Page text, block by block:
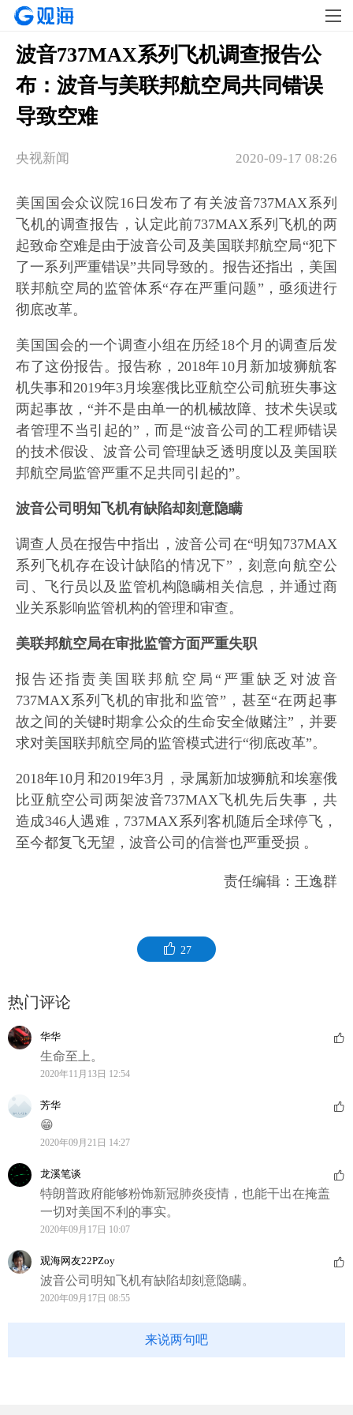
波音737MAX系列飞机调查报告公
布：波音与美联邦航空局共同错误
导致空难
2020-09-17 08:26
央视新闻
美国国会众议院16日发布了有关波音737MAX系列
飞机的调查报告，认定此前737MAX系列飞机的两
起致命空难是由于波音公司及美国联邦航空局“犯下
了一系列严重错误”共同导致的。报告还指出，美国
联邦航空局的监管体系“存在严重问题”，亟须进行
彻底改革。
美国国会的一个调查小组在历经18个月的调查后发
布了这份报告。报告称，2018年10月新加坡狮航客
机失事和2019年3月埃塞俄比亚航空公司航班失事这
两起事故，“并不是由单一的机械故障、技术失误或
者管理不当引起的”，而是“波音公司的工程师错误
的技术假设、波音公司管理缺乏透明度以及美国联
邦航空局监管严重不足共同引起的”。
波音公司明知飞机有缺陷却刻意隐瞒
调查人员在报告中指出，波音公司在“明知737MAX
系列飞机存在设计缺陷的情况下”，刻意向航空公
司、飞行员以及监管机构隐瞒相关信息，并通过商
业关系影响监管机构的管理和审查。
美联邦航空局在审批监管方面严重失职
报告还指责美国联邦航空局“严重缺乏对波音
737MAX系列飞机的审批和监管”，甚至“在两起事
故之间的关键时期拿公众的生命安全做赌注”，并要
求对美国联邦航空局的监管模式进行“彻底改革”。
2018年10月和2019年3月，录属新加坡狮航和埃塞俄
比亚航空公司两架波音737MAX飞机先后失事，共
造成346人遇难，737MAX系列客机随后全球停飞，
至今都复飞无望，波音公司的信誉也严重受损 。
责任编辑：王逸群
27
热门评论
华华
生命至上。
2020年11月13日 12:54
芳华
😁
2020年09月21日 14:27
龙溪笔谈
特朗普政府能够粉饰新冠肺炎疫情，也能干出在掩盖
一切对美国不利的事实。
2020年09月17日 10:07
观海网友22PZoy
波音公司明知飞机有缺陷却刻意隐瞒。
2020年09月17日 08:55
来说两句吧